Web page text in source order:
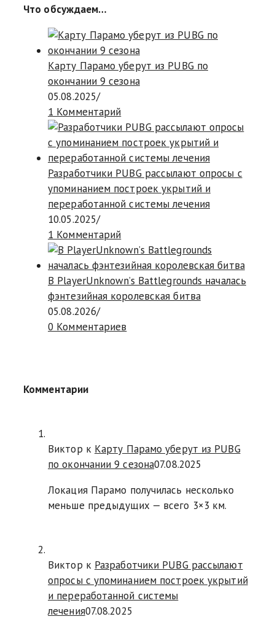
Что обсуждаем…
Карту Парамо уберут из PUBG по
окончании 9 сезона
05.08.2025/
1 Комментарий
Разработчики PUBG рассылают опросы с
упоминанием построек укрытий и
переработанной системы лечения
10.05.2025/
1 Комментарий
В PlayerUnknown’s Battlegrounds началась
фэнтезийная королевская битва
05.08.2026/
0 Комментариев
Комментарии
Виктор к Карту Парамо уберут из PUBG
по окончании 9 сезона07.08.2025
Локация Парамо получилась несколько
меньше предыдущих — всего 3×3 км.
Виктор к Разработчики PUBG рассылают
опросы с упоминанием построек укрытий
и переработанной системы
лечения07.08.2025